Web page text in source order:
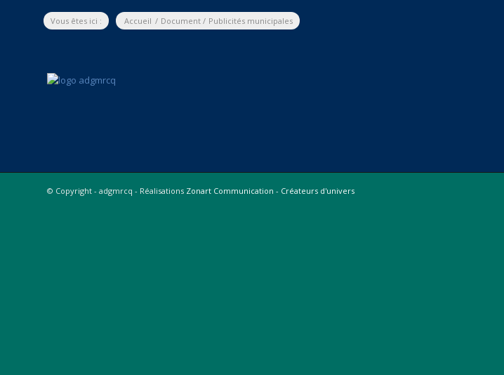
Vous êtes ici : Accueil / Document / Publicités municipales
© Copyright - adgmrcq - Réalisations Zonart Communication - Créateurs d'univers